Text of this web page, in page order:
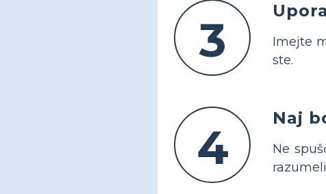
3
Imejte
ste.
4
Naj
Ne